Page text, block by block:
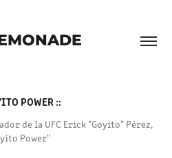
POWER ::
de la UFC Erick "Goyito" Pérez,
Power"